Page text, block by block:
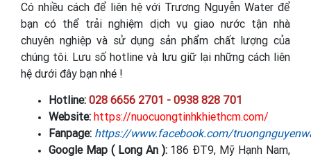
Có nhiều cách để liên hệ với Trương Nguyễn Water để
bạn có thể trải nghiệm dịch vụ giao nước tận nhà
chuyên nghiệp và sử dụng sản phẩm chất lượng của
chúng tôi. Lưu số hotline và lưu giữ lại những cách liên
hệ dưới đây bạn nhé !
Hotline: 028 6656 2701 - 0938 828 701
Website: https://nuocuongtinhkhiethcm.com/
Fanpage: https://www.facebook.com/
Google Map ( Long An ):186 ĐT9, Mỹ Hạnh Nam,